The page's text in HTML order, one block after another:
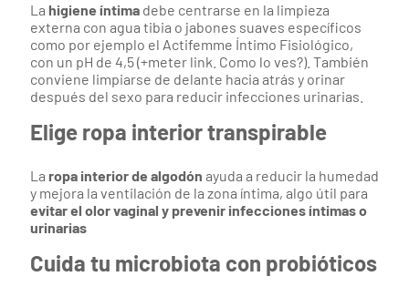
La higiene íntima debe centrarse en la limpieza
externa con agua tibia o jabones suaves específicos
como por ejemplo el Actifemme Íntimo Fisiológico,
con un pH de 4,5 (+meter link. Como lo ves?). También
conviene limpiarse de delante hacia atrás y orinar
después del sexo para reducir infecciones urinarias.
Elige ropa interior transpirable
La ropa interior de algodón ayuda a reducir la humedad
y mejora la ventilación de la zona íntima, algo útil para
evitar el olor vaginal y prevenir infecciones íntimas o
urinarias
Cuida tu microbiota con probióticos